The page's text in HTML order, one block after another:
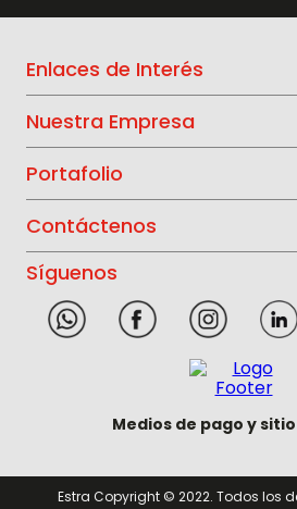
Enlaces de Interés
Nuestra Empresa
Portafolio
Contáctenos
Síguenos
Medios de pago y
Estra Copyright © 2022. Todos los